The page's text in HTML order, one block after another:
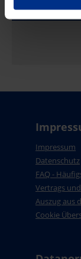
Impressum
Datenschutz
FAQ -
Vertrags
Auszug aus
Cookie